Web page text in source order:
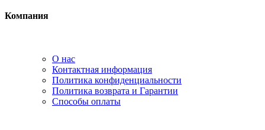
Компания
О нас
Контактная информация
Политика конфиденциальности
Политика возврата и Гарантии
Способы оплаты